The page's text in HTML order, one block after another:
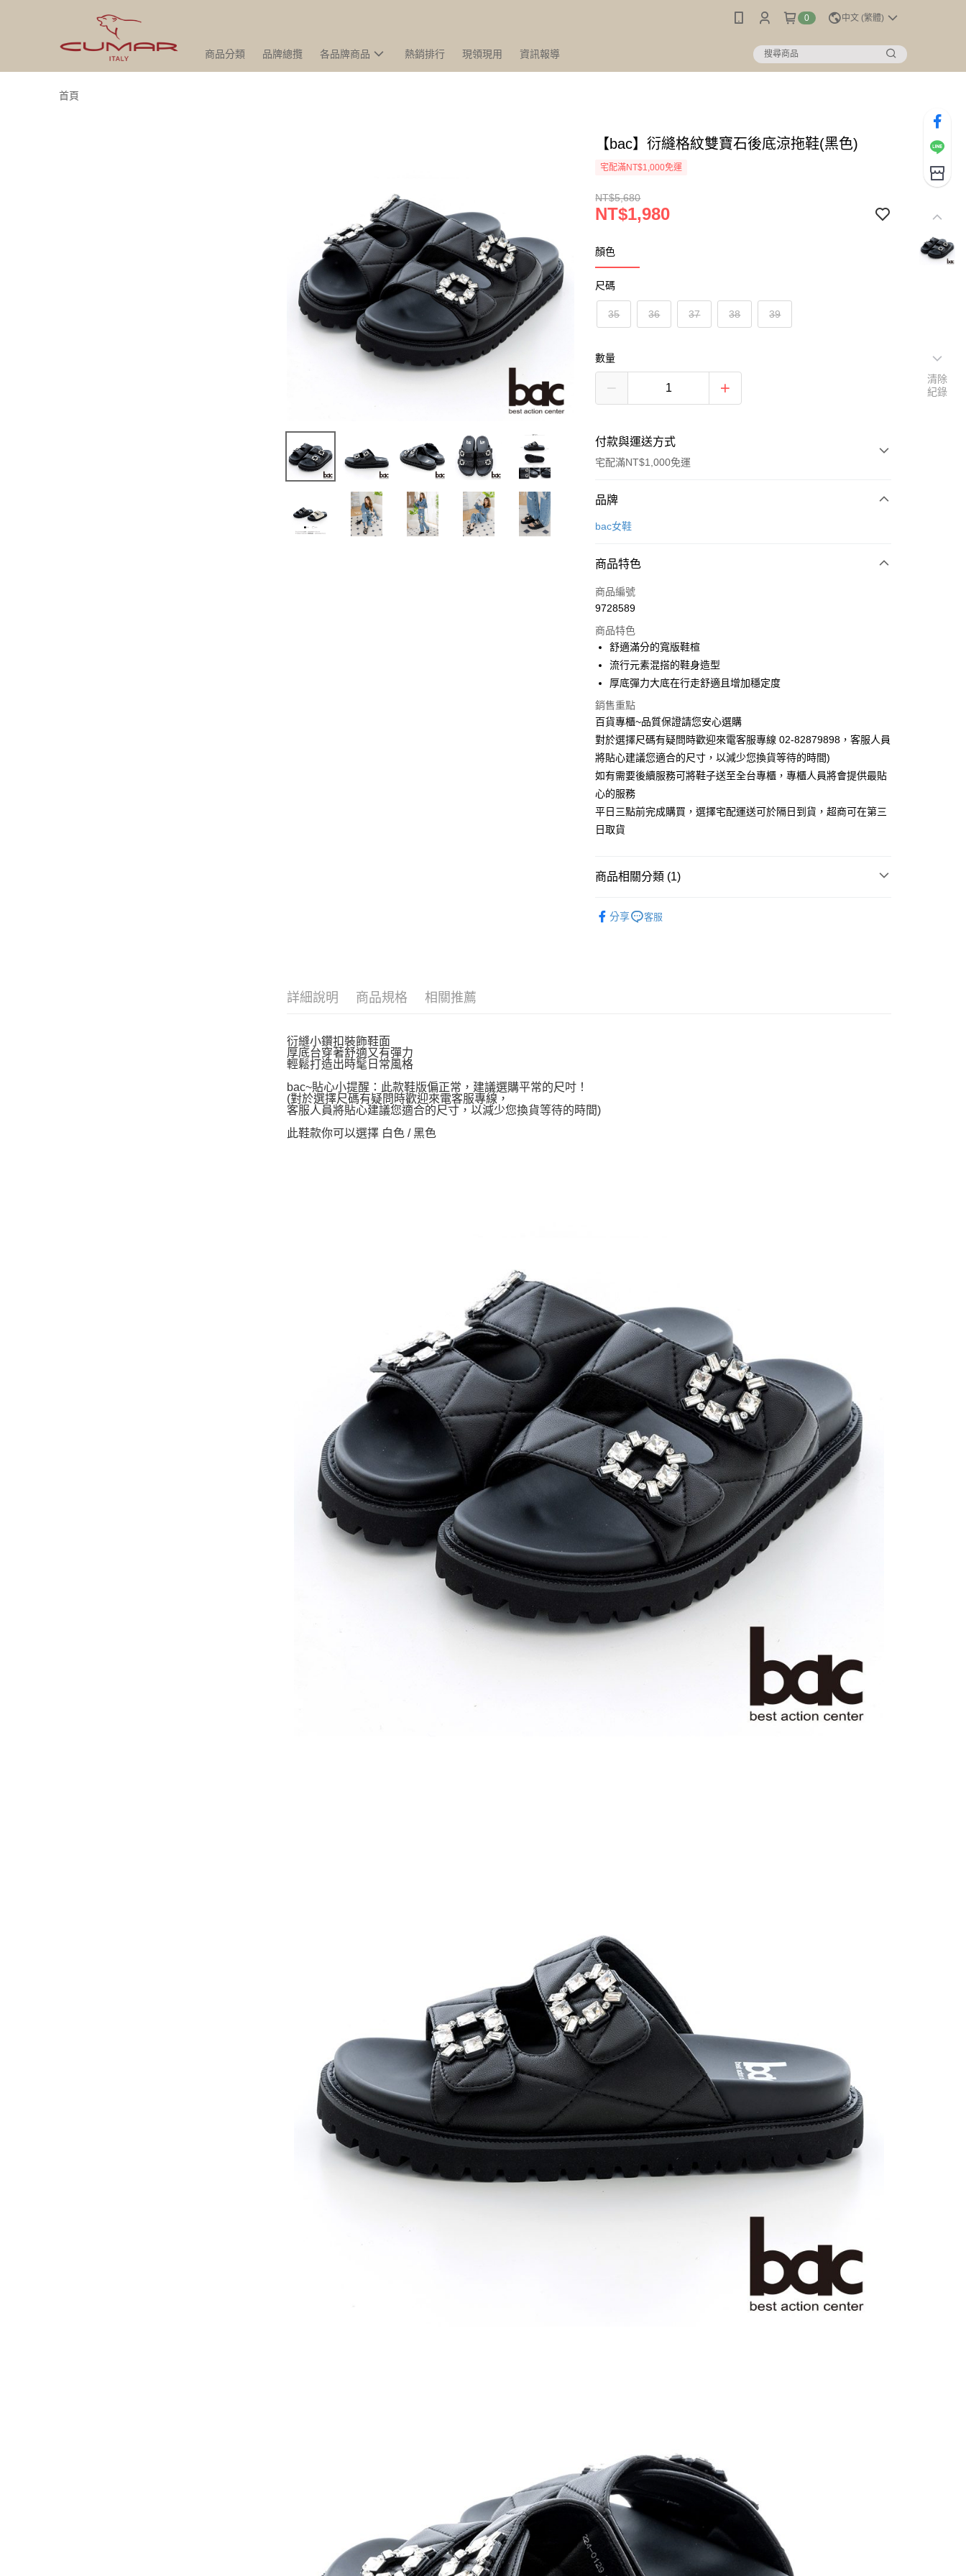
0 中文 (繁體)
商品分類 品牌總攬 各品牌商品 熱銷排行 現領現用 資訊報導
首頁
【bac】衍縫格紋雙寶石後底涼拖鞋(黑色)
宅配滿NT$1,000免運
NT$5,680
NT$1,980
顏色
尺碼
35 36 37 38 39
數量
付款與運送方式
宅配滿NT$1,000免運
付款方式
信用卡一次付款
街口支付
運送方式
宅配
每筆NT$90，滿NT$1,000(含以上)免運費
品牌
bac女鞋
商品特色
商品編號
9728589
商品特色
舒適滿分的寬版鞋楦
流行元素混搭的鞋身造型
厚底彈力大底在行走舒適且增加穩定度
銷售重點
百貨專櫃~品質保證請您安心選購
對於選擇尺碼有疑問時歡迎來電客服專線 02-82879898，客服人員
將貼心建議您適合的尺寸，以減少您換貨等待的時間)
如有需要後續服務可將鞋子送至全台專櫃，專櫃人員將會提供最貼
心的服務
平日三點前完成購買，選擇宅配運送可於隔日到貨，超商可在第三
日取貨
商品相關分類 (1)
分享
客服
詳細說明 商品規格 相關推薦
衍縫小鑽扣裝飾鞋面
厚底台穿著舒適又有彈力
輕鬆打造出時髦日常風格
bac~貼心小提醒：此款鞋版偏正常，建議選購平常的尺吋！
(對於選擇尺碼有疑問時歡迎來電客服專線，
客服人員將貼心建議您適合的尺寸，以減少您換貨等待的時間)
此鞋款你可以選擇 白色 / 黑色
清除
紀錄